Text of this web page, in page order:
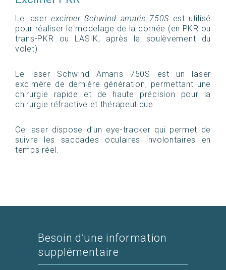
Le laser excimer Schwind amaris 750S est utilisé
pour réaliser le modelage de la cornée (en PKR ou
trans-PKR ou LASIK, après le soulèvement du
volet)
Le laser Schwind Amaris 750S est un laser
excimère de dernière génération, permettant une
chirurgie rapide et de haute précision pour la
chirurgie réfractive et thérapeutique.
Ce laser dispose d’un eye-tracker qui permet de
suivre les saccades oculaires involontaires en
temps réel.
Besoin d’une information
supplémentaire